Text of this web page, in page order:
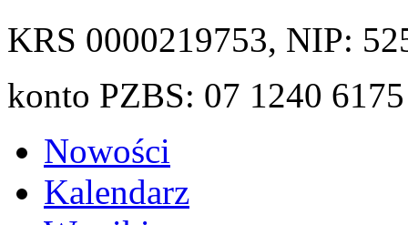
KRS 0000219753, NIP:
konto PZBS: 07 1240
Nowości
Kalendarz